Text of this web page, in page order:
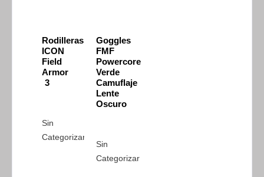
Rodilleras
ICON
Field
Armor
3
Sin
Categorizar
Goggles
FMF
Powercore
Verde
Camuflaje
Lente
Oscuro
Sin
Categorizar